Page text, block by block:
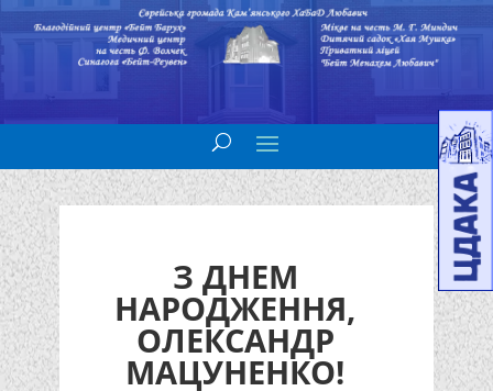
З ДНЕМ
НАРОДЖЕННЯ,
ОЛЕКСАНДР
МАЦУНЕНКО!